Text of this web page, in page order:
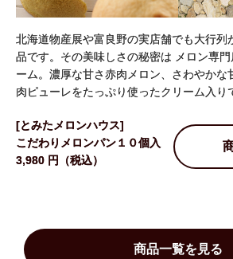
北海道物産展や富良野の実店舗でも大行列
品です。その美味しさの秘密は メロン専
ーム。濃厚な甘さ赤肉メロン、さわやかな
肉ピューレをたっぷり使ったクリーム入り
[とみたメロンハウス]
こだわりメロンパン１０個入
3,980 円（税込）
商品一覧を見る